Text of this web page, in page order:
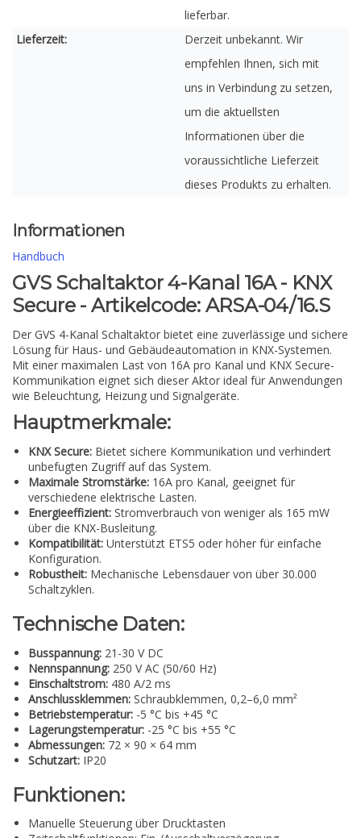
lieferbar.
Lieferzeit:
Derzeit unbekannt. Wir
empfehlen Ihnen, sich mit
uns in Verbindung zu setzen,
um die aktuellsten
Informationen über die
voraussichtliche Lieferzeit
dieses Produkts zu erhalten.
Informationen
Handbuch
GVS Schaltaktor 4-Kanal 16A - KNX
Secure - Artikelcode: ARSA-04/16.S
Der GVS 4-Kanal Schaltaktor bietet eine zuverlässige und sichere
Lösung für Haus- und Gebäudeautomation in KNX-Systemen.
Mit einer maximalen Last von 16A pro Kanal und KNX Secure-
Kommunikation eignet sich dieser Aktor ideal für Anwendungen
wie Beleuchtung, Heizung und Signalgeräte.
Hauptmerkmale:
KNX Secure: Bietet sichere Kommunikation und verhindert
unbefugten Zugriff auf das System.
Maximale Stromstärke: 16A pro Kanal, geeignet für
verschiedene elektrische Lasten.
Energieeffizient: Stromverbrauch von weniger als 165 mW
über die KNX-Busleitung.
Kompatibilität: Unterstützt ETS5 oder höher für einfache
Konfiguration.
Robustheit: Mechanische Lebensdauer von über 30.000
Schaltzyklen.
Technische Daten:
Busspannung: 21-30 V DC
Nennspannung: 250 V AC (50/60 Hz)
Einschaltstrom: 480 A/2 ms
Anschlussklemmen: Schraubklemmen, 0,2–6,0 mm²
Betriebstemperatur: -5 °C bis +45 °C
Lagerungstemperatur: -25 °C bis +55 °C
Abmessungen: 72 × 90 × 64 mm
Schutzart: IP20
Funktionen:
Manuelle Steuerung über Drucktasten